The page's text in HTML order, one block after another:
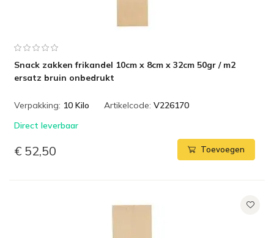
Snack zakken frikandel 10cm x 8cm x 32cm 50gr / m2
ersatz bruin onbedrukt
Verpakking: 10 Kilo Artikelcode: V226170
Direct leverbaar
€ 52,50 Toevoegen